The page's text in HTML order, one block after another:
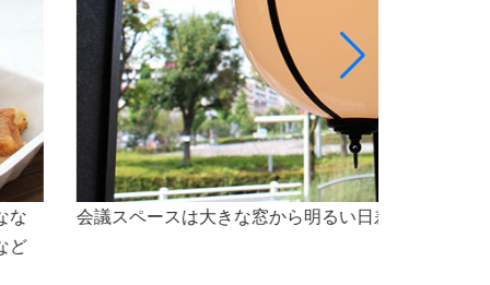
最大5名様程のスペースで、会議をご利用いただけ